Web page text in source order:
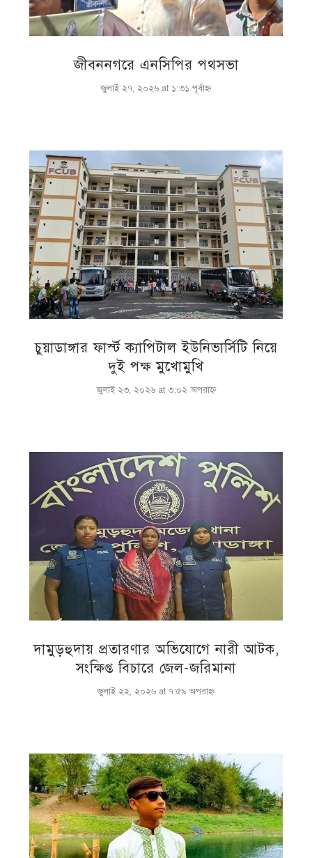
জীবননগরে এনসিপির পথসভা
জুলাই ২৭, ২০২৬ at ১:৩১ পূর্বাহ্ণ
চুয়াডাঙ্গার ফার্স্ট ক্যাপিটাল ইউনিভার্সিটি নিয়ে
দুই পক্ষ মুখোমুখি
জুলাই ২৩, ২০২৬ at ৩:০২ অপরাহ্ণ
দামুড়হুদায় প্রতারণার অভিযোগে নারী আটক,
সংক্ষিপ্ত বিচারে জেল-জরিমানা
জুলাই ২২, ২০২৬ at ৭:৫৯ অপরাহ্ণ